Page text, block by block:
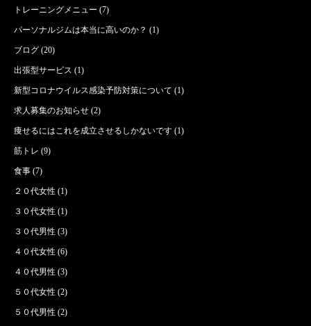
トレーニングメニュー (7)
パーソナルジムは本当に高いのか？ (1)
ブログ (20)
出張型サービス (1)
新型コロナウイルス感染予防対策について (1)
求人募集のお知らせ (2)
痩せるにはこれを成立させるしかないです (1)
筋トレ (9)
食事 (7)
２０代女性 (1)
３０代女性 (1)
３０代男性 (3)
４０代女性 (6)
４０代男性 (3)
５０代女性 (2)
５０代男性 (2)